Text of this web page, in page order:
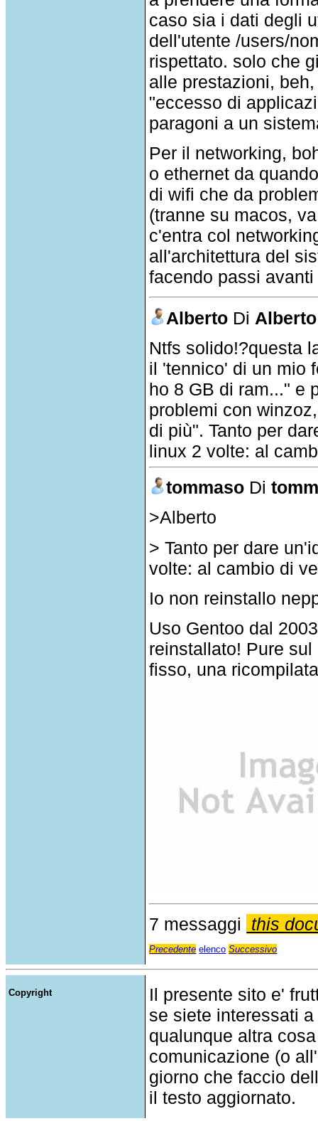
caso sia i dati degli
dell'utente /users/
rispettato. solo che
alle prestazioni,
"eccesso di
paragoni a un
Per il networking,
o ethernet da
di wifi che da
(tranne su macos,
c'entra col
all'architettura del
facendo passi
Alberto Di Alberto
Ntfs solido!?questa
il 'tennico' di un mio
ho 8 GB di ram..." e
problemi con
di più". Tanto per
linux 2 volte: al
tommaso Di
>Alberto
> Tanto per dare
volte: al cambio di
Io non reinstallo
Uso Gentoo dal
reinstallato! Pure
fisso, una
7 messaggi this
Precedente elenco Successivo
Copyright
Il presente sito e'
se siete interessati
qualunque altra
comunicazione (o
giorno che faccio
il testo aggiornato.